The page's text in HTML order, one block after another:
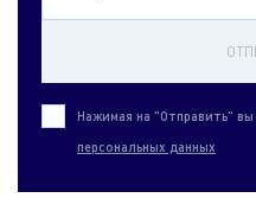
Нажимая на "Отправить"
персональных данных